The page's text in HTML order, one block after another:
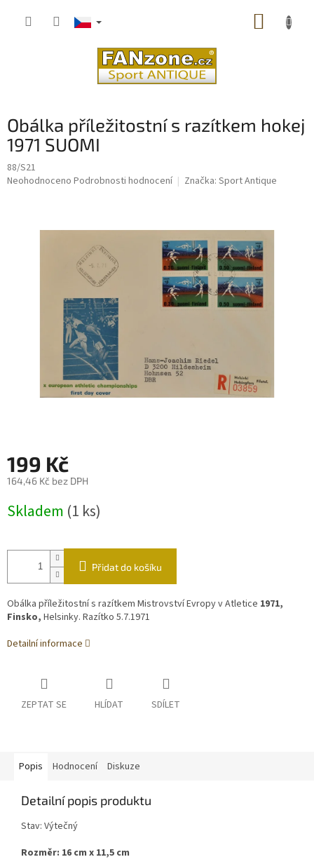
Obálka příležitostní s razítkem hokej
1971 SUOMI
88/S21
Průměrné
Neohodnoceno Podrobnosti hodnocení Značka: Sport Antique
199 Kč
164,46 Kč bez DPH
cena:
Skladem (1 ks)
Přidat do košíku
Obálka příležitostní s razítkem Mistrovství Evropy v Atletice 1971,
Finsko, Helsinky. Razítko 5.7.1971
Detailní informace
ZEPTAT SE HLÍDAT SDÍLET
Popis Hodnocení Diskuze
Detailní popis produktu
Stav: Výtečný
Rozměr: 16 cm x 11,5 cm